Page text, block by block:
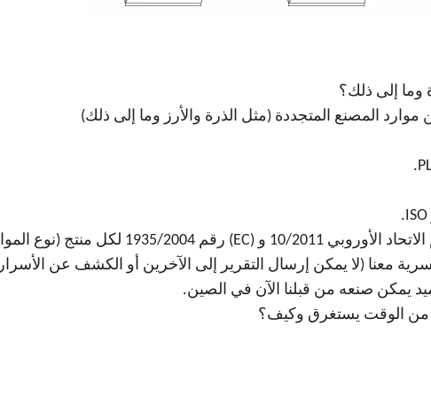
معنا (لا يمكن إرسال التقرير إلى الآخرين أو الكشف عن
يمكن صنعه من قبلنا الآن في الصين.